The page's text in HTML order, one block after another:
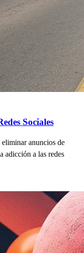
Sociales
anuncios de
adicción a las redes